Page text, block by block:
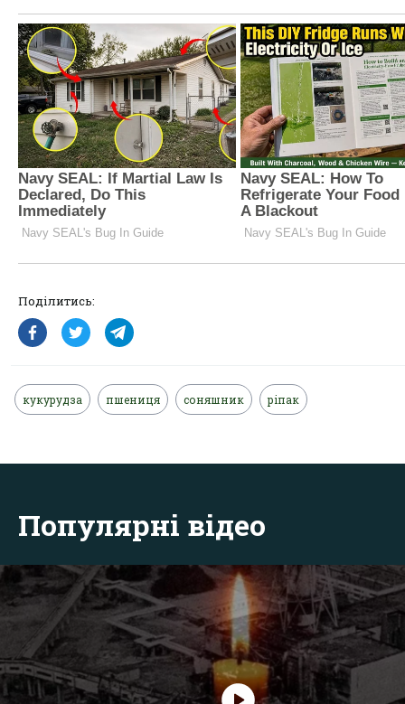
Поділитись:
кукурудза пшениця соняшник ріпак
Популярні відео